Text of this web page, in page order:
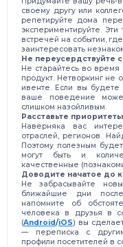
своему другу или
репетируйте дома
экспериментируйте.
встречей на событии,
заинтересовать
Не переусердствуйте
Не старайтесь во время
продукт. Нетворкинг не
ивенте. Если вы будете
ваше поведение может
слишком назойливым.
Расставьте приоритеты
Наверняка вас
отраслей, регионов.
Поэтому полезным
могут быть и
качественные
Доводите начатое до
Не забрасывайте
ближайшие дни
напомните об
человека в друзья в
(Android/iOS) вы
— переписка с
профили посетителей в